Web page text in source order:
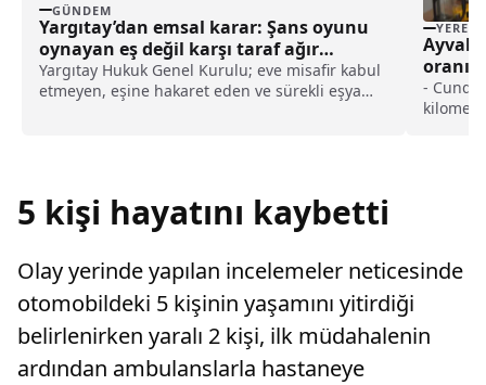
GÜNDEM
Yargıtay’dan emsal karar: Şans oyunu
oynayan eş değil karşı taraf ağır
kusurlu sayıldı
Yargıtay Hukuk Genel Kurulu; eve misafir kabul
etmeyen, eşine hakaret eden ve sürekli eşya
YEREL
oranı
- Cunda
5 kişi hayatını kaybetti
Olay yerinde yapılan incelemeler neticesinde
otomobildeki 5 kişinin yaşamını yitirdiği
belirlenirken yaralı 2 kişi, ilk müdahalenin
ardından ambulanslarla hastaneye